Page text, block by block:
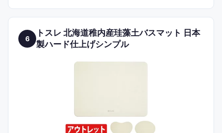
6
トスレ 北海道稚内産珪藻土バスマット 日本
製ハード仕上げシンプル